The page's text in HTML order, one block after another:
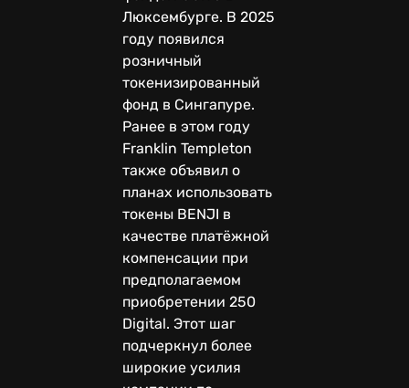
Люксембурге. В 2025
году появился
розничный
токенизированный
фонд в Сингапуре.
Ранее в этом году
Franklin Templeton
также объявил о
планах использовать
токены BENJI в
качестве платёжной
компенсации при
предполагаемом
приобретении 250
Digital. Этот шаг
подчеркнул более
широкие усилия